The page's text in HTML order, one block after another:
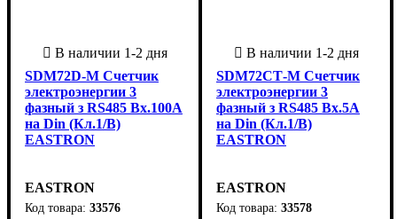
SDM72D-M Счетчик
электроэнергии 3
фазный з RS485 Вх.100A
на Din (Кл.1/B)
EASTRON
EASTRON
33576
SDM72СТ-М Счетчик
электроэнергии 3
фазный з RS485 Вх.5A
на Din (Кл.1/B)
EASTRON
EASTRON
33578